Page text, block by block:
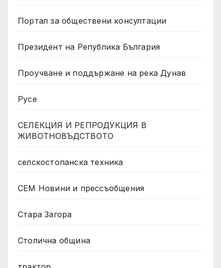
Портал за обществени консултации
Президент на Република България
Проучване и поддържане на река Дунав
Русе
СЕЛЕКЦИЯ И РЕПРОДУКЦИЯ В
ЖИВОТНОВЪДСТВОТО
селскостопанска техника
СЕМ Новини и прессъобщения
Стара Загора
Столична община